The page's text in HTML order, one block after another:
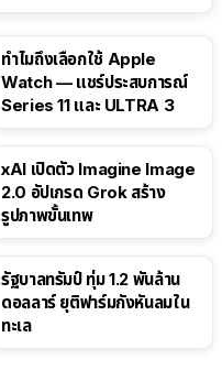
ทำไมถึงเลือกใช้ Apple
Watch — แชร์ประสบการณ์
Series 11 และ ULTRA 3
xAI เปิดตัว Imagine Image
2.0 อัปเกรด Grok สร้าง
รูปภาพขั้นเทพ
รัฐบาลทรัมป์ ทุ่ม 1.2 พันล้าน
ดอลลาร์ ยุติฟาร์มกังหันลมใน
ทะเล